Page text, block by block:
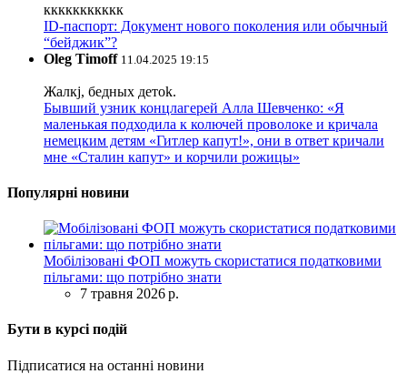
ккккккккккк
ID-паспорт: Документ нового поколения или обычный
“бейджик”?
Oleg Timoff 11.04.2025 19:15
Жалкj, бедных детok.
Бывший узник концлагерей Алла Шевченко: «Я
маленькая подходила к колючей проволоке и кричала
немецким детям «Гитлер капут!», они в ответ кричали
мне «Сталин капут» и корчили рожицы»
Популярні новини
Мобілізовані ФОП можуть скористатися податковими
пільгами: що потрібно знати
7 травня 2026 р.
Бути в курсі подій
Підписатися на останні новини